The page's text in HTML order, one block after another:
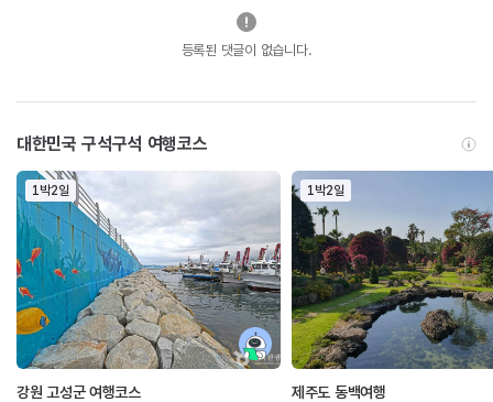
등록된 댓글이 없습니다.
대한민국 구석구석 여행코스
1박2일
강원 고성군 여행코스
1박2일
제주도 동백여행